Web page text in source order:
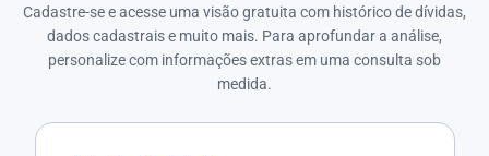
Cadastre-se e acesse uma visão gratuita com histórico de dívidas,
dados cadastrais e muito mais. Para aprofundar a análise,
personalize com informações extras em uma consulta sob
medida.